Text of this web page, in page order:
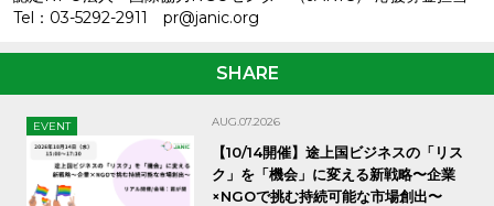
Tel：03-5292-2911 pr@janic.org
SHARE
EVENT AUG.07.2026
【10/14開催】途上国ビジネスの「リス
ク」を「機会」に変える新戦略〜企業
×NGOで挑む持続可能な市場創出〜